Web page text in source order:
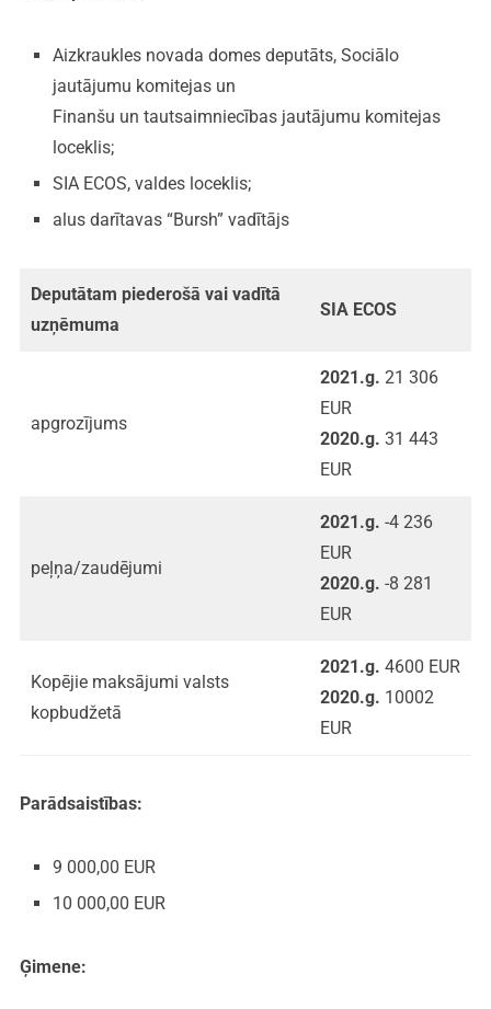
Aizkraukles novada domes deputāts, Sociālo
jautājumu komitejas un
Finanšu un tautsaimniecības jautājumu komitejas
loceklis;
SIA ECOS, valdes loceklis;
alus darītavas “Bursh” vadītājs
Deputātam piederošā vai vadītā
uzņēmuma
SIA ECOS
apgrozījums
2021.g. 21 306
EUR
2020.g. 31 443
EUR
peļņa/zaudējumi
2021.g. -4 236
EUR
2020.g. -8 281
EUR
Kopējie maksājumi valsts
kopbudžetā
2021.g. 4600 EUR
2020.g. 10002
EUR
Parādsaistības:
9 000,00 EUR
10 000,00 EUR
Ģimene: